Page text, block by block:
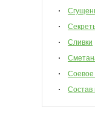
Сливки
Соевое
Состав